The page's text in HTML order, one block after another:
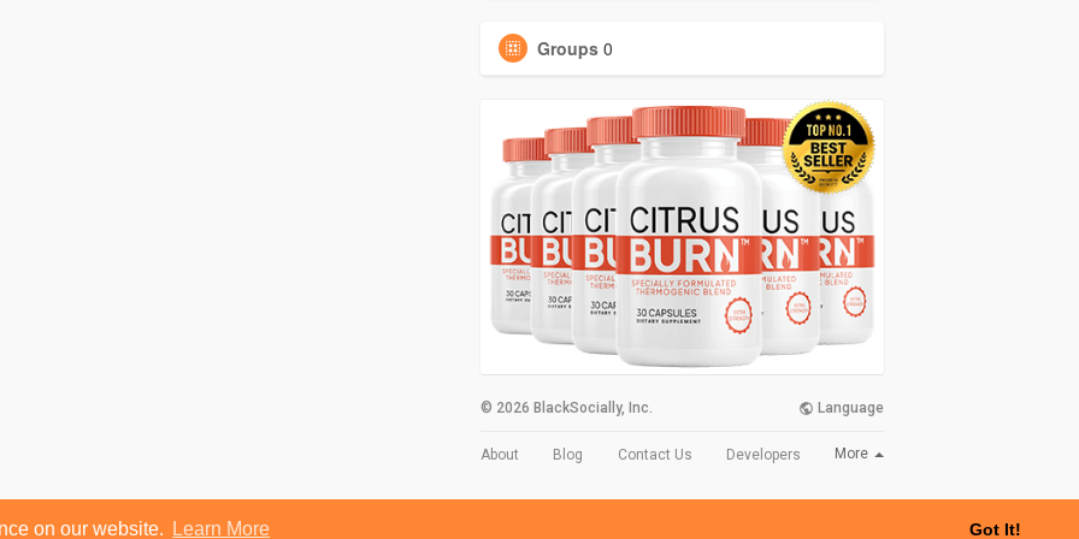
on our website. Learn More Got It!
Groups 0
© 2026 BlackSocially, Inc. Language
About Blog Contact Us Developers More